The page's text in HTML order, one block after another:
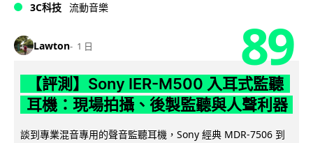
3C科技 流動音樂
Lawton 1 日 89
【評測】Sony IER-M500 入耳式監聽
耳機：現場拍攝、後製監聽與人聲利器
談到專業混音專用的聲音監聽耳機，Sony 經典 MDR-7506 到